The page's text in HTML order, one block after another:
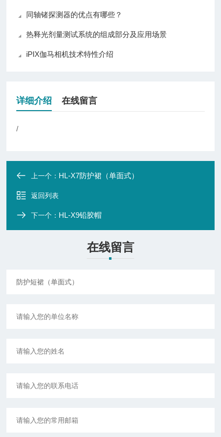
同轴锗探测器的优点有哪些？
热释光剂量测试系统的组成部分及应用场景
iPIX伽马相机技术特性介绍
详细介绍 在线留言
/
上一个： HL-X7防护裙（单面式）
返回列表
下一个： HL-X9铅胶帽
在线留言